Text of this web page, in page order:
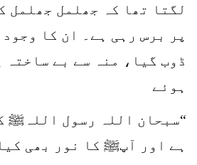
لگتا تھا کہ جھلمل جھلمل
پر برس رہی ہے۔ ان کا
ڈوب گیا، منہ سے بے ساختہ
ہوئے
“سبحان اللہ رسول اللہﷺ
ہے اور آپﷺ کا نور بھی